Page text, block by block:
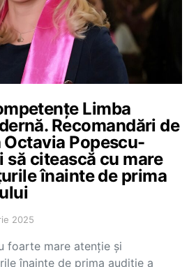
Limba
Recomandări de
Popescu-
să citească cu mare
înainte de prima
2025
foarte mare atenție și
înainte de prima audiție a